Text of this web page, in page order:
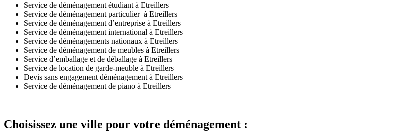
Service de déménagement étudiant à Etreillers
Service de déménagement particulier à Etreillers
Service de déménagement d’entreprise à Etreillers
Service de déménagement international à Etreillers
Service de déménagements nationaux à Etreillers
Service de déménagement de meubles à Etreillers
Service d’emballage et de déballage à Etreillers
Service de location de garde-meuble à Etreillers
Devis sans engagement déménagement à Etreillers
Service de déménagement de piano à Etreillers
Choisissez une ville pour votre déménagement :